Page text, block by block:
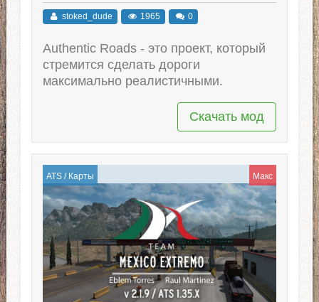
stoked_dude 1965 0
Authentic Roads - это проект, который
стремится сделать дороги
максимально реалистичными.
Скачать мод
ATS/ Карты Макс